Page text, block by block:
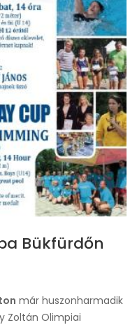
Bükfürdőn
már huszonharmadik
Zoltán Olimpiai